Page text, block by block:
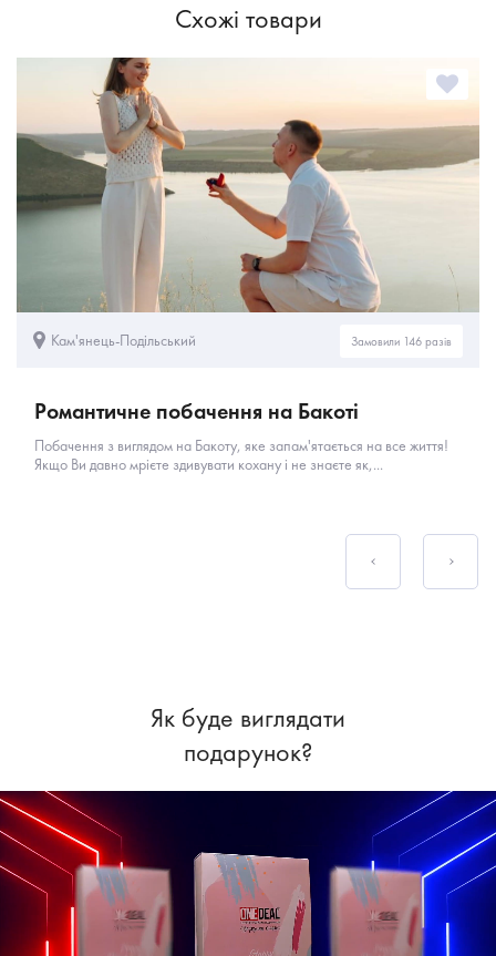
Схожі товари
Кам'янець-Подільський Замовили 146 разів
Романтичне побачення на Бакоті
Побачення з виглядом на Бакоту, яке запам'ятається на все життя!
Якщо Ви давно мрієте здивувати кохану і не знаєте як,...
Як буде виглядати
подарунок?